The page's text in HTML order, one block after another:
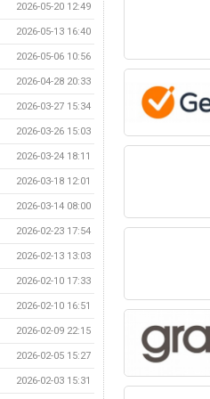
2026-05-20 12:49
2026-05-13 16:40
2026-05-06 10:56
2026-04-28 20:33
2026-03-27 15:34
2026-03-26 15:03
2026-03-24 18:11
2026-03-18 12:01
2026-03-14 08:00
2026-02-23 17:54
2026-02-13 13:03
2026-02-10 17:33
2026-02-10 16:51
2026-02-09 22:15
2026-02-05 15:27
2026-02-03 15:31